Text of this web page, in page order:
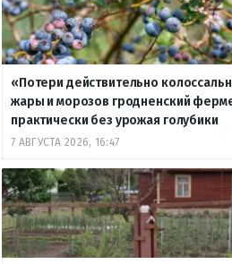
«Потери действительно
жары и морозов гродненский
практически без урожая голубики
7 АВГУСТА 2026, 16:47